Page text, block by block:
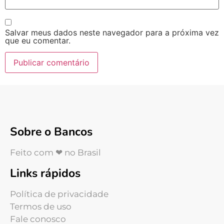
Salvar meus dados neste navegador para a próxima vez
que eu comentar.
Sobre o Bancos
Feito com ❤ no Brasil
Links rápidos
Política de privacidade
Termos de uso
Fale conosco